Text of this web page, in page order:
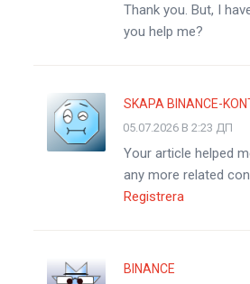
Thank you. But, I
you help me?
SKAPA BINANCE-
05.07.2026 В 2:23 ДП
Your article helped
any more related
Registrera
BINANCE